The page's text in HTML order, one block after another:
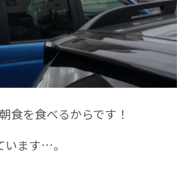
食を食べるからです！
います…。